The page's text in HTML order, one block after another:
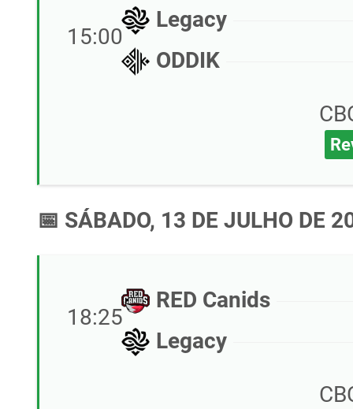
15:00
Legacy
ODDIK
📅 SÁBADO, 13 DE JULHO DE
18:25
RED Canids
Legacy